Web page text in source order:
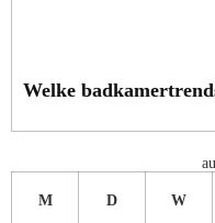
Welke
M D W